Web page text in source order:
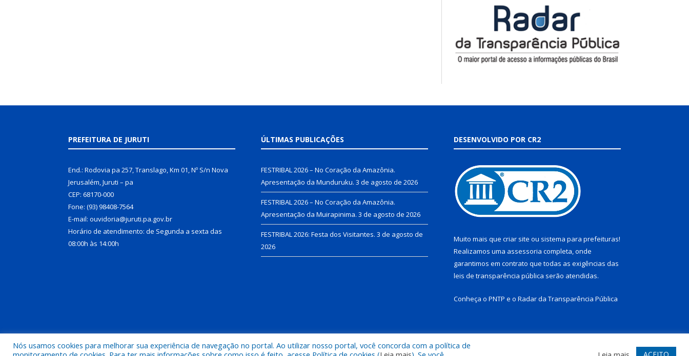
PREFEITURA DE JURUTI
End.: Rodovia pa 257, Translago, Km 01, Nº S/n Nova
Jerusalém, Juruti – pa
CEP: 68170-000
Fone: (93) 98408-7564
E-mail: ouvidoria@juruti.pa.gov.br
Horário de atendimento: de Segunda a sexta das
08:00h às 14:00h
ÚLTIMAS PUBLICAÇÕES
FESTRIBAL 2026 – No Coração da Amazônia.
Apresentação da Munduruku. 3 de agosto de 2026
FESTRIBAL 2026 – No Coração da Amazônia.
Apresentação da Muirapinima. 3 de agosto de 2026
FESTRIBAL 2026: Festa dos Visitantes. 3 de agosto de
2026
DESENVOLVIDO POR CR2
Muito mais que criar site ou sistema para prefeituras!
Realizamos uma assessoria completa, onde
garantimos em contrato que todas as exigências das
leis de transparência pública serão atendidas.
Conheça o PNTP e o Radar da Transparência Pública
Todos os direitos reservados a Prefeitura Municipal de Juruti. Mapa do Site Acessar Webmail
Nós usamos cookies para melhorar sua experiência de navegação no portal. Ao utilizar nosso portal, você concorda com a política de
ACEITO